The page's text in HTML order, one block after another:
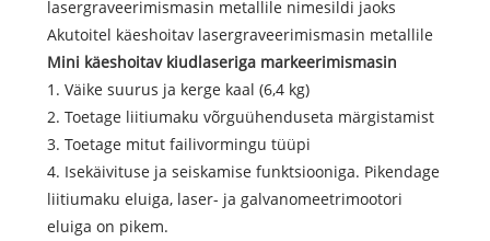
lasergraveerimismasin metallile nimesildi jaoks
Akutoitel käeshoitav lasergraveerimismasin metallile
Mini käeshoitav kiudlaseriga markeerimismasin
1. Väike suurus ja kerge kaal (6,4 kg)
2. Toetage liitiumaku võrguühenduseta märgistamist
3. Toetage mitut failivormingu tüüpi
4. Isekäivituse ja seiskamise funktsiooniga. Pikendage
liitiumaku eluiga, laser- ja galvanomeetrimootori
eluiga on pikem.